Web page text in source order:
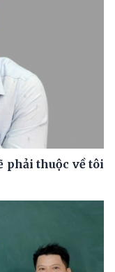
phải thuộc về tôi